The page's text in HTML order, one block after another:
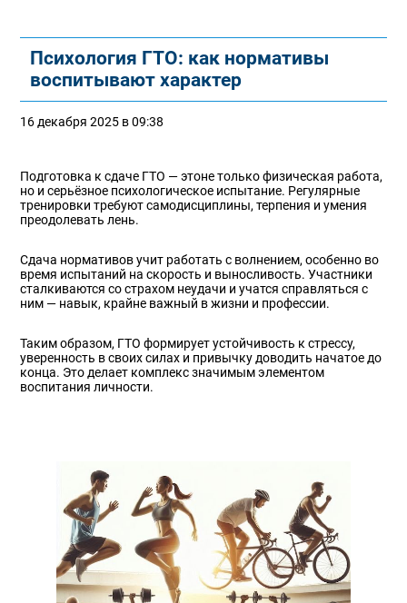
Психология ГТО: как нормативы
воспитывают характер
16 декабря 2025 в 09:38
Подготовка к сдаче ГТО — этоне только физическая работа,
но и серьёзное психологическое испытание. Регулярные
тренировки требуют самодисциплины, терпения и умения
преодолевать лень.
Сдача нормативов учит работать с волнением, особенно во
время испытаний на скорость и выносливость. Участники
сталкиваются со страхом неудачи и учатся справляться с
ним — навык, крайне важный в жизни и профессии.
Таким образом, ГТО формирует устойчивость к стрессу,
уверенность в своих силах и привычку доводить начатое до
конца. Это делает комплекс значимым элементом
воспитания личности.